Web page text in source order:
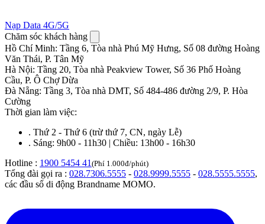
Nạp Data 4G/5G
Chăm sóc khách hàng
Hồ Chí Minh: Tầng 6, Tòa nhà Phú Mỹ Hưng, Số 08 đường Hoàng
Văn Thái, P. Tân Mỹ
Hà Nội: Tầng 20, Tòa nhà Peakview Tower, Số 36 Phố Hoàng
Cầu, P. Ô Chợ Dừa
Đà Nẵng: Tầng 3, Tòa nhà DMT, Số 484-486 đường 2/9, P. Hòa
Cường
Thời gian làm việc:
. Thứ 2 - Thứ 6 (trừ thứ 7, CN, ngày Lễ)
. Sáng: 9h00 - 11h30 | Chiều: 13h00 - 16h30
Hotline : 1900 5454 41(Phí 1.000đ/phút)
Tổng đài gọi ra : 028.7306.5555 - 028.9999.5555 - 028.5555.5555,
các đầu số di động Brandname MOMO.